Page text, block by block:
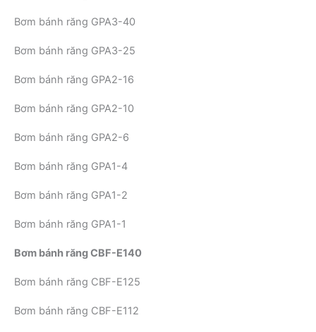
Bơm bánh răng GPA3-40
Bơm bánh răng GPA3-25
Bơm bánh răng GPA2-16
Bơm bánh răng GPA2-10
Bơm bánh răng GPA2-6
Bơm bánh răng GPA1-4
Bơm bánh răng GPA1-2
Bơm bánh răng GPA1-1
Bơm bánh răng CBF-E140
Bơm bánh răng CBF-E125
Bơm bánh răng CBF-E112